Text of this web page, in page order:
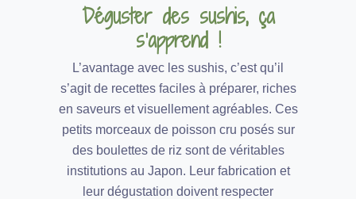
Déguster des sushis, ça
s’apprend !
L’avantage avec les sushis, c’est qu’il
s’agit de recettes faciles à préparer, riches
en saveurs et visuellement agréables. Ces
petits morceaux de poisson cru posés sur
des boulettes de riz sont de véritables
institutions au Japon. Leur fabrication et
leur dégustation doivent respecter